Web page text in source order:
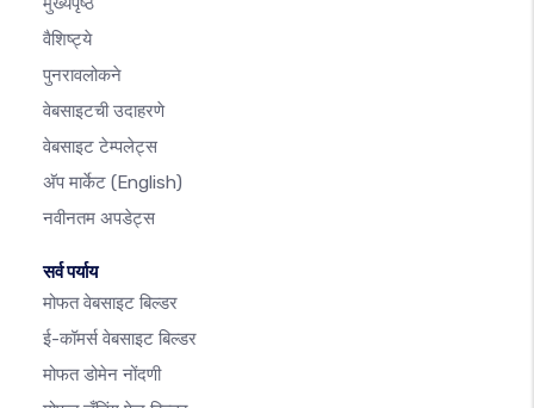
वैशिष्ट्ये
पुनरावलोकने
वेबसाइटची उदाहरणे
वेबसाइट टेम्पलेट्स
अ‍ॅप मार्केट (English)
नवीनतम अपडेट्स
सर्व पर्याय
मोफत वेबसाइट बिल्डर
ई-कॉमर्स वेबसाइट बिल्डर
मोफत डोमेन नोंदणी